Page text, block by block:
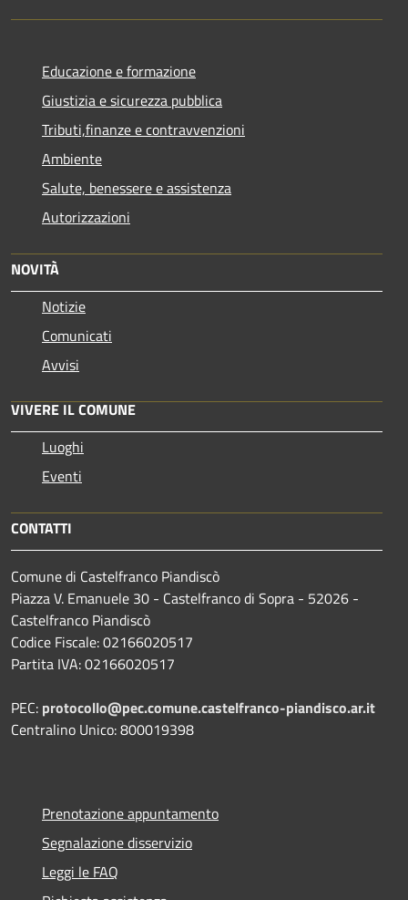
Educazione e formazione
Giustizia e sicurezza pubblica
Tributi,finanze e contravvenzioni
Ambiente
Salute, benessere e assistenza
Autorizzazioni
NOVITÀ
Notizie
Comunicati
Avvisi
VIVERE IL COMUNE
Luoghi
Eventi
CONTATTI
Comune di Castelfranco Piandiscò
Piazza V. Emanuele 30 - Castelfranco di Sopra - 52026 -
Castelfranco Piandiscò
Codice Fiscale: 02166020517
Partita IVA: 02166020517
PEC: protocollo@pec.comune.castelfranco-piandisco.ar.it
Centralino Unico: 800019398
Prenotazione appuntamento
Segnalazione disservizio
Leggi le FAQ